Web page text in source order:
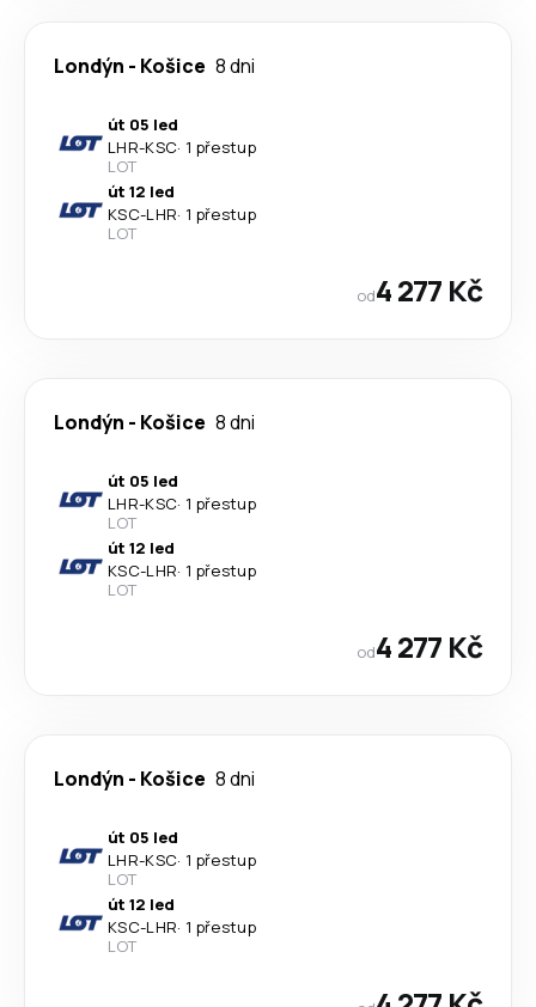
Londýn - Košice 8 dni
út 05 led
LHR-KSC· 1 přestup
LOT
út 12 led
KSC-LHR· 1 přestup
LOT
od4 277 Kč
Londýn - Košice 8 dni
út 05 led
LHR-KSC· 1 přestup
LOT
út 12 led
KSC-LHR· 1 přestup
LOT
od4 277 Kč
Londýn - Košice 8 dni
út 05 led
LHR-KSC· 1 přestup
LOT
út 12 led
KSC-LHR· 1 přestup
LOT